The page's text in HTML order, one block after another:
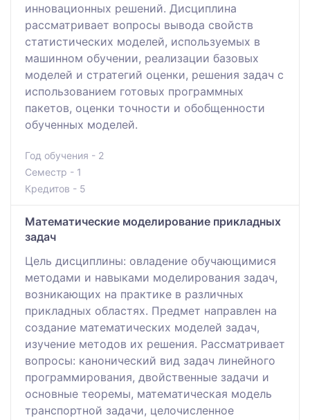
инновационных решений. Дисциплина
рассматривает вопросы вывода свойств
статистических моделей, используемых в
машинном обучении, реализации базовых
моделей и стратегий оценки, решения задач с
использованием готовых программных
пакетов, оценки точности и обобщенности
обученных моделей.
Год обучения - 2
Семестр - 1
Кредитов - 5
Математические моделирование прикладных
задач
Цель дисциплины: овладение обучающимися
методами и навыками моделирования задач,
возникающих на практике в различных
прикладных областях. Предмет направлен на
создание математических моделей задач,
изучение методов их решения. Рассматривает
вопросы: канонический вид задач линейного
программирования, двойственные задачи и
основные теоремы, математическая модель
транспортной задачи, целочисленное